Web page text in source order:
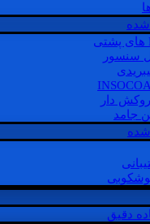
سنسور
دار
جامد
شده
دقیق